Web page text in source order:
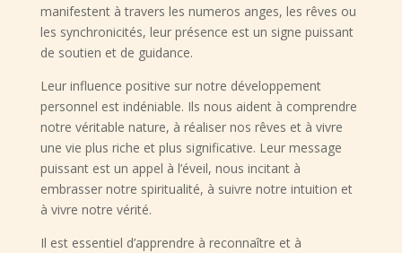
manifestent à travers les numeros anges, les rêves ou
les synchronicités, leur présence est un signe puissant
de soutien et de guidance.
Leur influence positive sur notre développement
personnel est indéniable. Ils nous aident à comprendre
notre véritable nature, à réaliser nos rêves et à vivre
une vie plus riche et plus significative. Leur message
puissant est un appel à l’éveil, nous incitant à
embrasser notre spiritualité, à suivre notre intuition et
à vivre notre vérité.
Il est essentiel d’apprendre à reconnaître et à